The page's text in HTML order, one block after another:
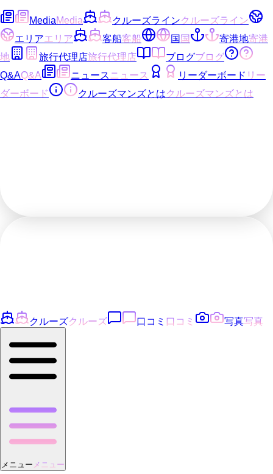
MediaMedia クルーズラインクルーズライン
エリアエリア 客船客船 国国 寄港地寄港
地
旅行代理店旅行代理店 ブログブログ
Q&AQ&A ニュース ニュース リーダーボード リー
ダーボード
クルーズマンズとはクルーズマンズとは
クルーズクルーズ 口コミ 口コミ 写真写真
メニュー メニュー